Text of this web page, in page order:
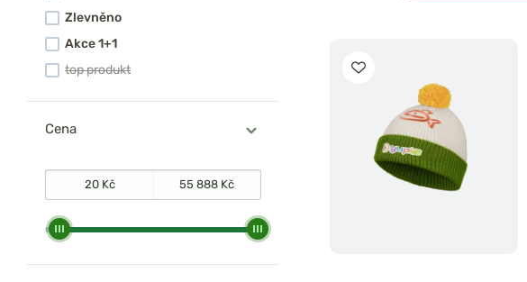
Zlevněno
Akce 1+1
top produkt
Cena